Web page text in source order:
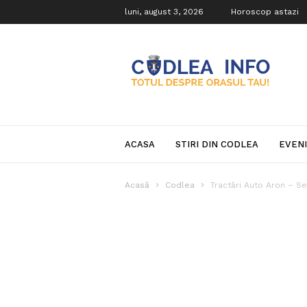
luni, august 3, 2026 Horoscop astazi
Info
ACASA STIRI DIN CODLEA
Acasă Codlea Tractări Auto Aron –